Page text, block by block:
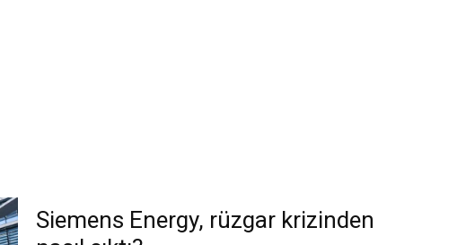
Siemens Energy, rüzgar krizinden